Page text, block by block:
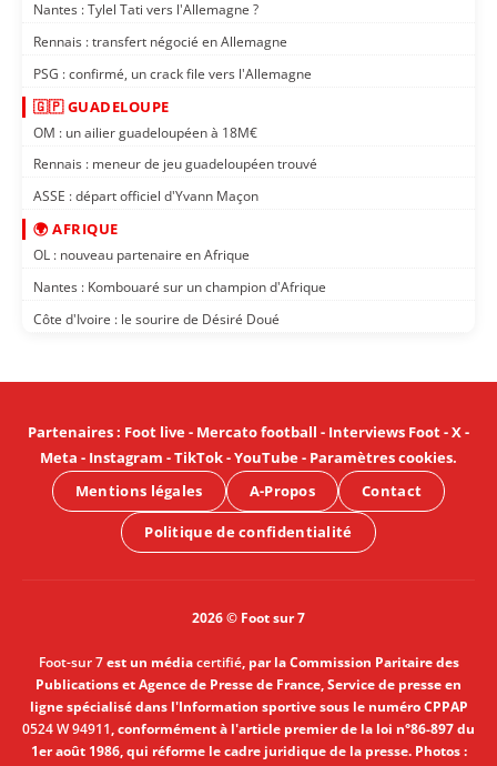
Nantes : Tylel Tati vers l'Allemagne ?
Rennais : transfert négocié en Allemagne
PSG : confirmé, un crack file vers l'Allemagne
🇬🇵 GUADELOUPE
OM : un ailier guadeloupéen à 18M€
Rennais : meneur de jeu guadeloupéen trouvé
ASSE : départ officiel d'Yvann Maçon
🌍 AFRIQUE
OL : nouveau partenaire en Afrique
Nantes : Kombouaré sur un champion d'Afrique
Côte d'Ivoire : le sourire de Désiré Doué
Partenaires: Foot live- Mercato football - Interviews Foot-X-
Meta - Instagram -TikTok-YouTube- Paramètres cookies.
Mentions légales
A-Propos Contact
Politique de confidentialité
2026 © Foot sur 7
Foot-sur 7est un médiacertifié, par la Commission Paritaire des
Publications et Agence de Presse de France, Service de presse en
ligne spécialisé dans l'Information sportive sous le numéro CPPAP
0524 W 94911, conformément à l'article premier de la loi n°86-897 du
1er août 1986, qui réforme le cadre juridique de la presse. Photos :